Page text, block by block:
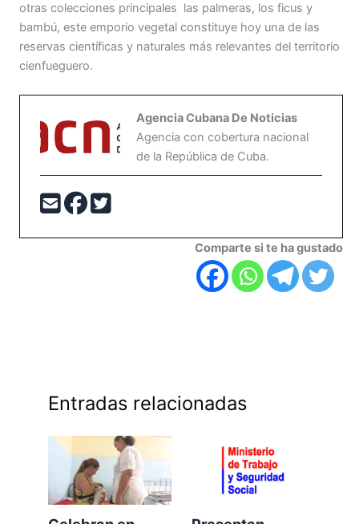
otras colecciones principales las palmeras, los ficus y
bambú, este emporio vegetal constituye hoy una de las
reservas científicas y naturales más relevantes del territorio
cienfueguero.
Agencia Cubana De Noticias
Agencia con cobertura nacional
de la República de Cuba.
Comparte si te ha gustado
Entradas relacionadas